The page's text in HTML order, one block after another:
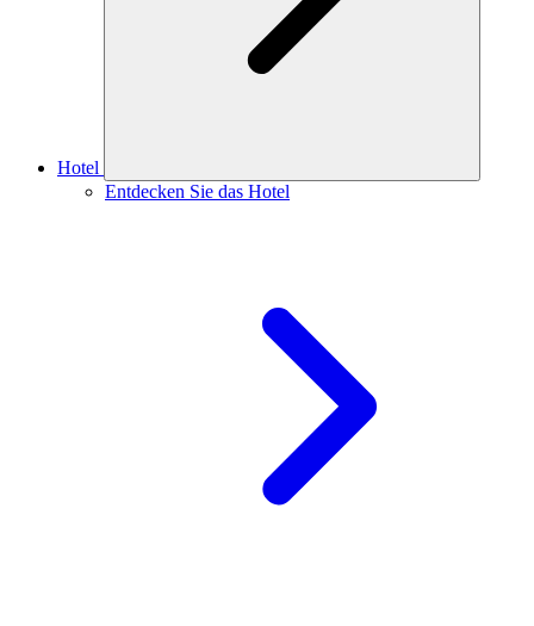
Hotel
Entdecken Sie das Hotel